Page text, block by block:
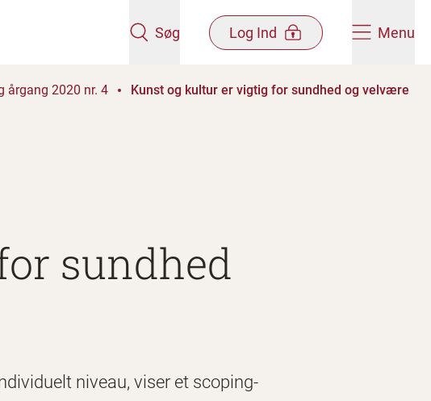
Søg Log Ind Menu
årgang 2020 nr. 4 Kunst og kultur er vigtig for sundhed og velvære
sundhed
niveau, viser et scoping-